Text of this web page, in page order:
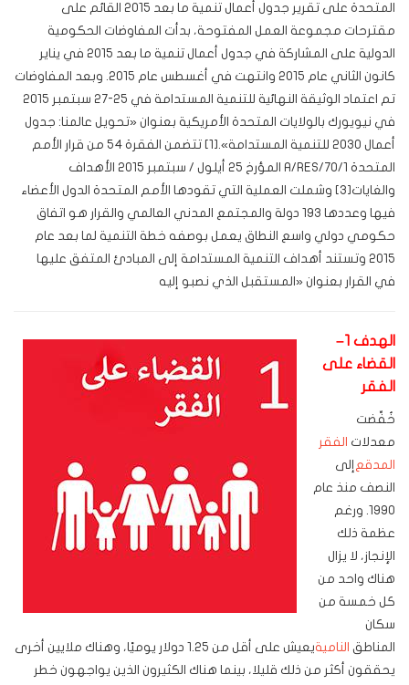
المتحدة على تقرير جدول أعمال تنمية ما بعد 2015 القائم على
مقترحات مجموعة العمل المفتوحة، بدأت المفاوضات الحكومية
الدولية على المشاركة في جدول أعمال تنمية ما بعد 2015 في يناير
كانون الثاني عام 2015 وانتهت في أغسطس عام 2015. وبعد المفاوضات
تم اعتماد الوثيقة النهائية للتنمية المستدامة في 25-27 سبتمبر 2015
في نيويورك بالولايات المتحدة الأمريكية بعنوان «تحويل عالمنا: جدول
أعمال 2030 للتنمية المستدامة».[1] تتضمن الفقرة 54 من قرار الأمم
المتحدة A/RES/70/1 المؤرخ 25 أيلول / سبتمبر 2015 الأهداف
والغايات[3] وشملت العملية التي تقودها الأمم المتحدة الدول الأعضاء
فيها وعددها 193 دولة والمجتمع المدني العالمي والقرار هو اتفاق
حكومي دولي واسع النطاق يعمل بوصفه خطة التنمية لما بعد عام
2015 وتستند أهداف التنمية المستدامة إلى المبادئ المتفق عليها
في القرار بعنوان «المستقبل الذي نصبو إليه
الهدف 1–
القضاء على
الفقر
خُفِّضت
معدلات الفقر
المدقع إلى
النصف منذ عام
1990. ورغم
عظمة ذلك
الإنجاز، لا يزال
هناك واحد من
كل خمسة من
سكان
المناطق النامية
يعيش على أقل من 1.25 دولار يوميًا، وهناك ملايين أخرى
يحققون أكثر من ذلك قليلا، بينما هناك الكثيرون الذين يواجهون خطر